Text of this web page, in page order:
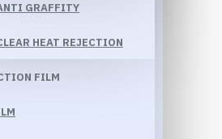
GRAFFITY
HEAT REJECTION
FILM